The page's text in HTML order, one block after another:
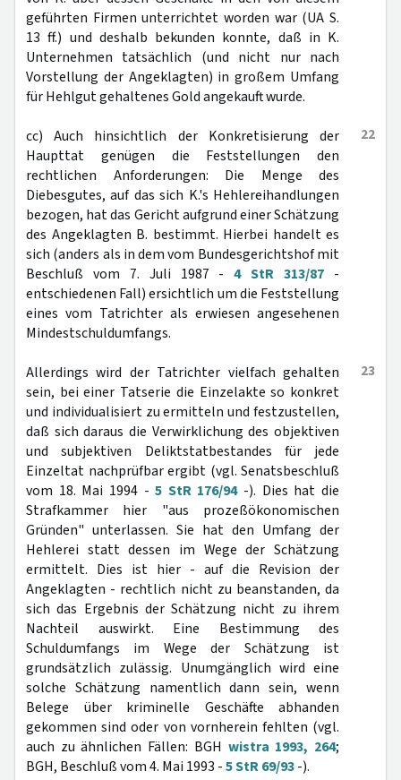
geführten Firmen unterrichtet worden war (UA S.
13 ff.) und deshalb bekunden konnte, daß in K.
Unternehmen tatsächlich (und nicht nur nach
Vorstellung der Angeklagten) in großem Umfang
für Hehlgut gehaltenes Gold angekauft wurde.
22
cc) Auch hinsichtlich der Konkretisierung der
Haupttat genügen die Feststellungen den
rechtlichen Anforderungen: Die Menge des
Diebesgutes, auf das sich K.'s Hehlereihandlungen
bezogen, hat das Gericht aufgrund einer Schätzung
des Angeklagten B. bestimmt. Hierbei handelt es
sich (anders als in dem vom Bundesgerichtshof mit
Beschluß vom 7. Juli 1987 -4 StR 313/87 -
entschiedenen Fall) ersichtlich um die Feststellung
eines vom Tatrichter als erwiesen angesehenen
Mindestschuldumfangs.
23
Allerdings wird der Tatrichter vielfach gehalten
sein, bei einer Tatserie die Einzelakte so konkret
und individualisiert zu ermitteln und festzustellen,
daß sich daraus die Verwirklichung des objektiven
und subjektiven Deliktstatbestandes für jede
Einzeltat nachprüfbar ergibt (vgl. Senatsbeschluß
vom 18. Mai 1994 -5 StR 176/94-). Dies hat die
Strafkammer hier "aus prozeßökonomischen
Gründen" unterlassen. Sie hat den Umfang der
Hehlerei statt dessen im Wege der Schätzung
ermittelt. Dies ist hier - auf die Revision der
Angeklagten - rechtlich nicht zu beanstanden, da
sich das Ergebnis der Schätzung nicht zu ihrem
Nachteil auswirkt. Eine Bestimmung des
Schuldumfangs im Wege der Schätzung ist
grundsätzlich zulässig. Unumgänglich wird eine
solche Schätzung namentlich dann sein, wenn
Belege über kriminelle Geschäfte abhanden
gekommen sind oder von vornherein fehlten (vgl.
auch zu ähnlichen Fällen: BGH wistra 1993, 264;
BGH, Beschluß vom 4. Mai 1993 -5 StR 69/93-).